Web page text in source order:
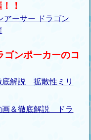
！
アーサー ドラゴン
ゴンポーカーのコ
底解説 拡散性ミリ
画＆徹底解説 ドラ